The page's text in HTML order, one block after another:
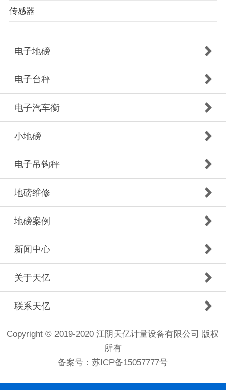
传感器
电子地磅
电子台秤
电子汽车衡
小地磅
电子吊钩秤
地磅维修
地磅案例
新闻中心
关于天亿
联系天亿
Copyright © 2019-2020 江阴天亿计量设备有限公司 版权
所有
备案号：苏ICP备15057777号